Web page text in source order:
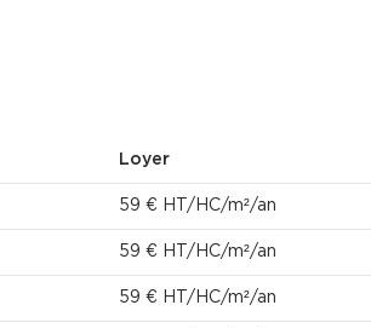
Loyer
59 € HT/HC/m²/an
59 € HT/HC/m²/an
59 € HT/HC/m²/an